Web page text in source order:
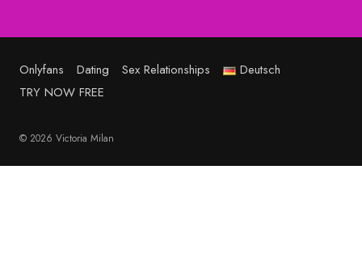
Onlyfans Dating Sex Relationships
Deutsch
TRY NOW FREE
© 2026 Victoria Milan